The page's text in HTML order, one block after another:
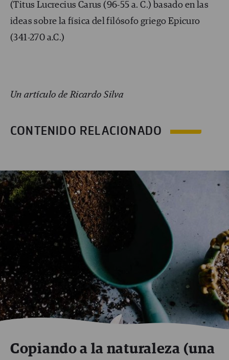
(Titus Lucrecius Carus (96-55 a. C.) basado en las
ideas sobre la física del filósofo griego Epicuro
(341-270 a.C.)
Un artículo de Ricardo Silva
CONTENIDO RELACIONADO
Copiando a la naturaleza (una